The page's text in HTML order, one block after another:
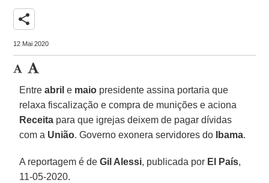
share
12 Mai 2020
Entreabril e maio presidente assina portaria que
relaxa fiscalização e compra de munições e aciona
Receita para que igrejas deixem de pagar dívidas
com a União. Governo exonera servidores do Ibama.
A reportagem é deGil Alessi, publicada por El País,
11-05-2020.